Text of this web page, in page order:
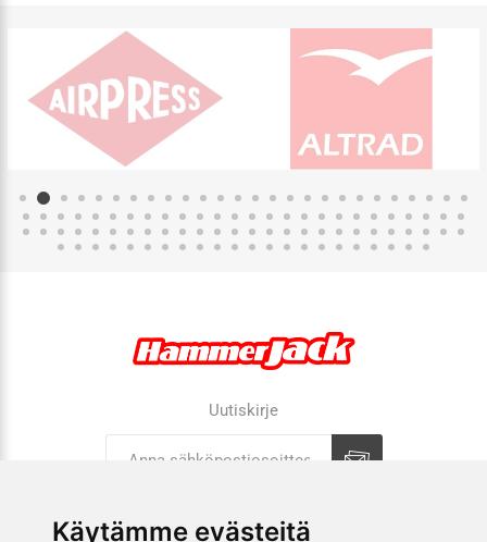
Käytämme evästeitä
Uutiskirje